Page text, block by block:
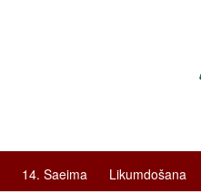
14. Saeima Likumdošana